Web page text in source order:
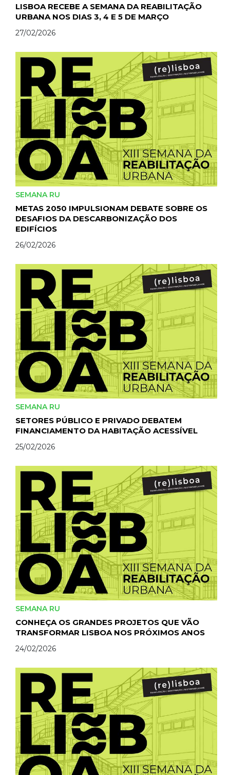
LISBOA RECEBE A SEMANA DA REABILITAÇÃO
URBANA NOS DIAS 3, 4 E 5 DE MARÇO
27/02/2026
SEMANA RU
METAS 2050 IMPULSIONAM DEBATE SOBRE OS
DESAFIOS DA DESCARBONIZAÇÃO DOS
EDIFÍCIOS
26/02/2026
SEMANA RU
SETORES PÚBLICO E PRIVADO DEBATEM
FINANCIAMENTO DA HABITAÇÃO ACESSÍVEL
25/02/2026
SEMANA RU
CONHEÇA OS GRANDES PROJETOS QUE VÃO
TRANSFORMAR LISBOA NOS PRÓXIMOS ANOS
24/02/2026